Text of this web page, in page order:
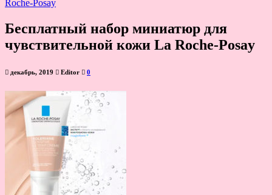
Бесплатный набор миниатюр для
чувствительной кожи La Roche-Posay
декабрь, 2019 Editor 0